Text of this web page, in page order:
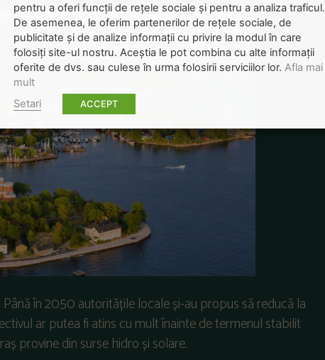
în 2050 autoritățile locale și-au propus să reducă la
ar putea fi atins cu mult înainte de termenul stabilit
provine din surse hidro și solare.
pentru a oferi funcții de rețele sociale și pentru a analiza traficul.
De asemenea, le oferim partenerilor de rețele sociale, de
publicitate și de analize informații cu privire la modul în care
folosiți site-ul nostru. Aceștia le pot combina cu alte informații
oferite de dvs. sau culese în urma folosirii serviciilor lor. Afla mai
mult
Setari
ACCEPT